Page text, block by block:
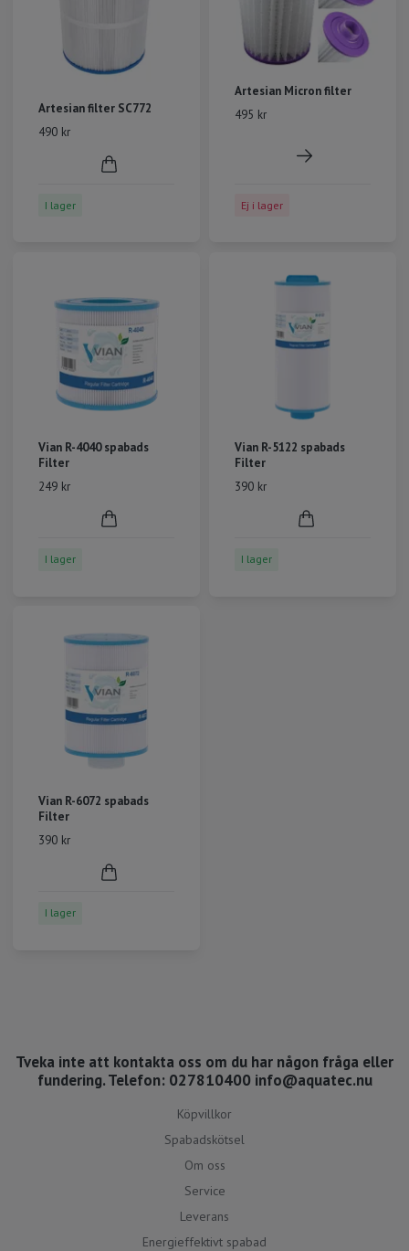
Artesian filter SC772
490 kr
I lager
Artesian Micron filter
495 kr
Ej i lager
Vian R-4040 spabads
Filter
249 kr
I lager
Vian R-5122 spabads
Filter
390 kr
I lager
Vian R-6072 spabads
Filter
390 kr
I lager
Tveka inte att kontakta oss om du har någon fråga eller
fundering. Telefon: 027810400 info@aquatec.nu
Köpvillkor
Spabadskötsel
Om oss
Service
Leverans
Energieffektivt spabad